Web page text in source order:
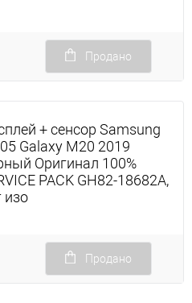
Продано
+ сенсор Samsung
Galaxy M20 2019
Оригинал 100%
PACK GH82-18682A,
изо
Продано